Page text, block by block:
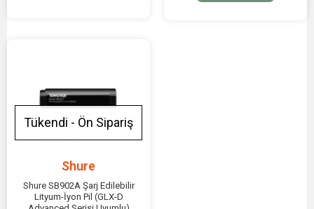
Tükendi - Ön Sipariş
Shure
Shure SB902A Şarj Edilebilir
Lityum-İyon Pil (GLX-D